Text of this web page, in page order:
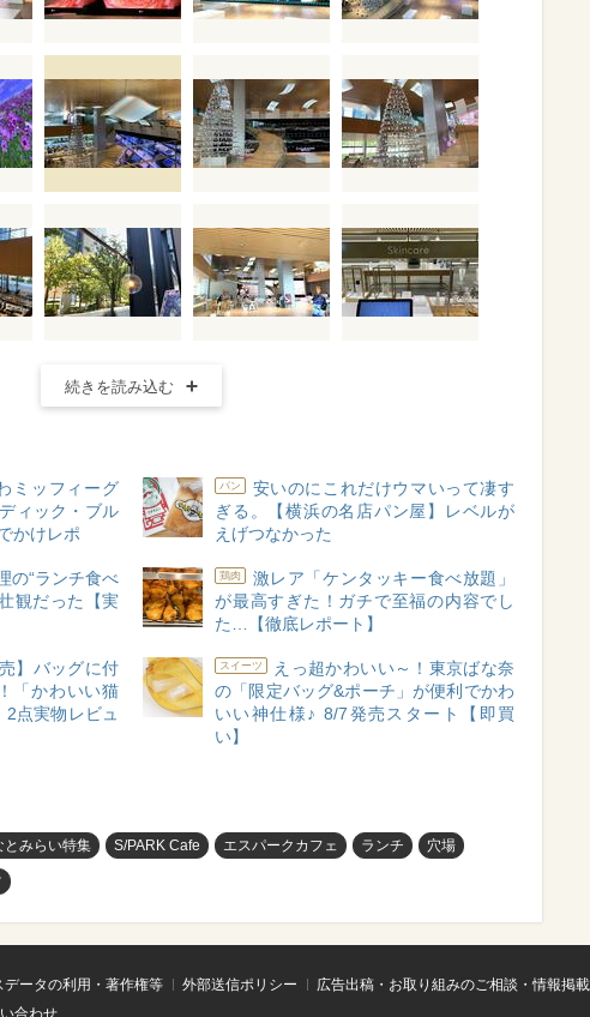
続きを読み込む
ミッフィーグ
ィック・ブル
かけレポ
パン
安いのにこれだけウマいって凄す
ぎる。【横浜の名店パン屋】レベルが
えげつなかった
の“ランチ食べ
観だった【実
鶏肉
激レア「ケンタッキー食べ放題」
が最高すぎた！ガチで至福の内容でし
た…【徹底レポート】
】バッグに付
「かわいい猫
点実物レビュ
スイーツ
えっ超かわいい～！東京ばな奈
の「限定バッグ&ポーチ」が便利でかわ
いい神仕様♪ 8/7発売スタート【即買
い】
とみらい特集 S/PARK Cafe エスパークカフェ ランチ 穴場
データの利用・著作権等 外部送信ポリシー
広告出稿・お取り組みのご相談・情報掲
合わせ